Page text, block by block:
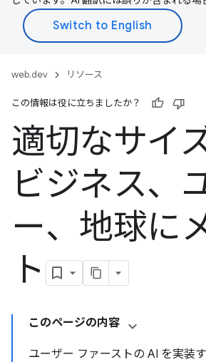
web.dev リソース
この情報は役に立ちましたか？
適切なサイ
ビジネス、
ー、地球に
ト
このページの内容
ユーザー ファーストの AI を実装